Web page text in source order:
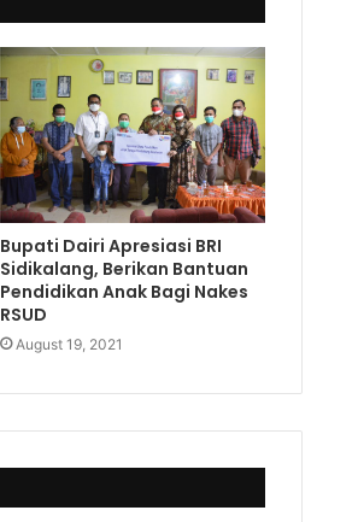
Bupati Dairi Apresiasi BRI
Sidikalang, Berikan Bantuan
Pendidikan Anak Bagi Nakes
RSUD
August 19, 2021